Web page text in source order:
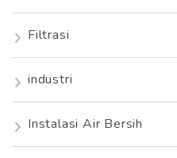
Filtrasi
industri
Instalasi Air Bersih